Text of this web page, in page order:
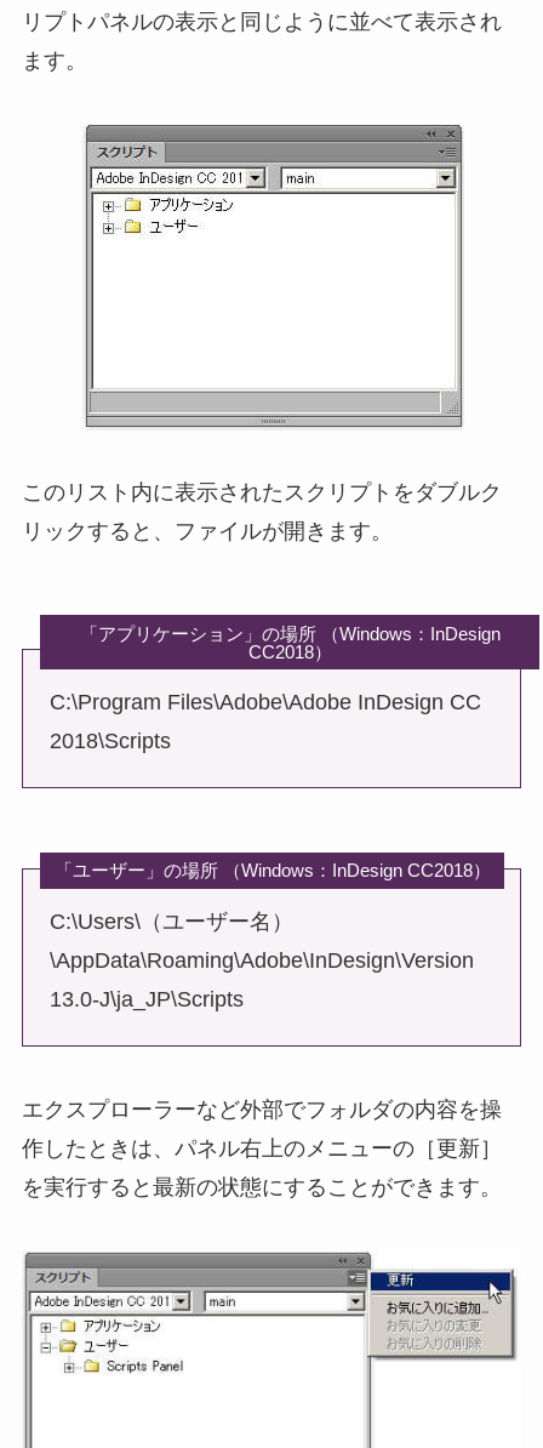
リプトパネルの表示と同じように並べて表示され
ます。
このリスト内に表示されたスクリプトをダブルク
リックすると、ファイルが開きます。
「アプリケーション」の場所 （Windows：InDesign
CC2018）
C:\Program Files\Adobe\Adobe InDesign CC
2018\Scripts
「ユーザー」の場所 （Windows：InDesign CC2018）
C:\Users\（ユーザー名）
\AppData\Roaming\Adobe\InDesign\Version
13.0-J\ja_JP\Scripts
エクスプローラーなど外部でフォルダの内容を操
作したときは、パネル右上のメニューの［更新］
を実行すると最新の状態にすることができます。